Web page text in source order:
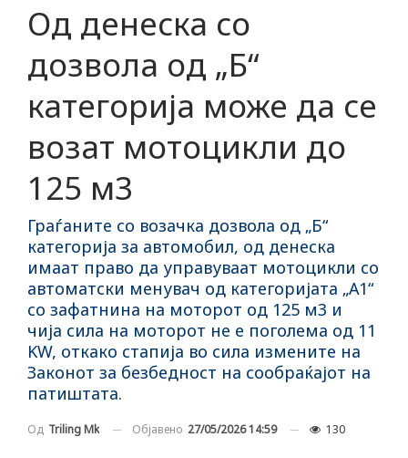
Од денеска со
дозвола од „Б“
категорија може да се
возат мотоцикли до
125 м3
Граѓаните со возачка дозвола од „Б“
категорија за автомобил, од денеска
имаат право да управуваат мотоцикли со
автоматски менувач од категоријата „А1“
со зафатнина на моторот од 125 м3 и
чија сила на моторот не е поголема од 11
KW, откако стапија во сила измените на
Законот за безбедност на сообраќајот на
патиштата.
Од Triling Mk Објавено 27/05/2026 14:59 130